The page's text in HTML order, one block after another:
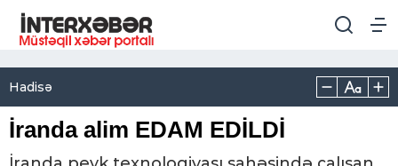
Hadisə
İranda alim EDAM EDİLDİ